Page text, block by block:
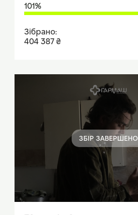
Зібрано:
404 387 ₴
101%
ЗБІР ЗАВЕРШЕНО